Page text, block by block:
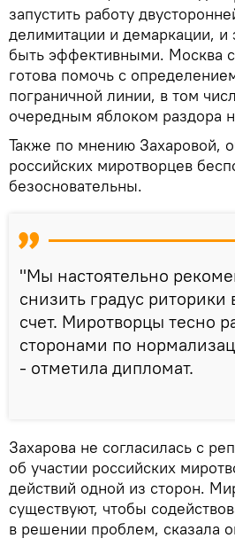
запустить работу
делимитации и демаркации,
быть эффективными. Москва
готова помочь с
пограничной линии, в том
очередным яблоком раздора
Также по мнению Захаровой,
российских миротворцев
безосновательны.
"Мы настоятельно
снизить градус
счет. Миротворцы тесно
сторонами по
- отметила дипломат.
Захарова не согласилась с
об участии российских
действий одной из сторон.
существуют, чтобы
в решении проблем, сказала